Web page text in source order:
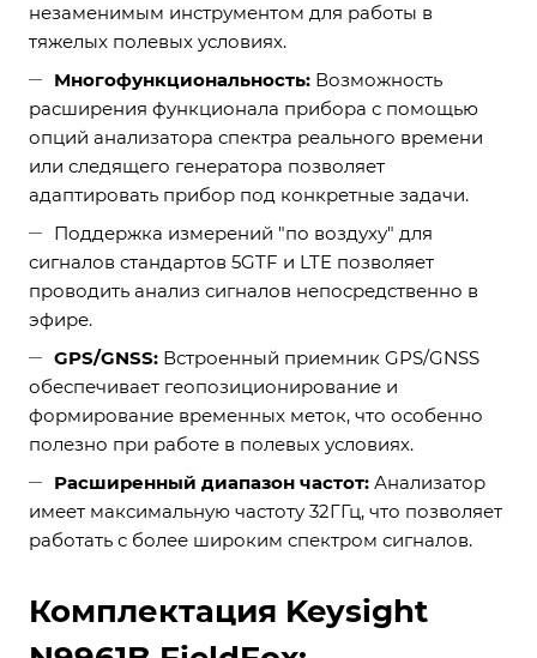
незаменимым инструментом для работы в
тяжелых полевых условиях.
Многофункциональность: Возможность
расширения функционала прибора с помощью
опций анализатора спектра реального времени
или следящего генератора позволяет
адаптировать прибор под конкретные задачи.
Поддержка измерений "по воздуху" для
сигналов стандартов 5GTF и LTE позволяет
проводить анализ сигналов непосредственно в
эфире.
GPS/GNSS: Встроенный приемник GPS/GNSS
обеспечивает геопозиционирование и
формирование временных меток, что особенно
полезно при работе в полевых условиях.
Расширенный диапазон частот: Анализатор
имеет максимальную частоту 32ГГц, что позволяет
работать с более широким спектром сигналов.
Комплектация Keysight